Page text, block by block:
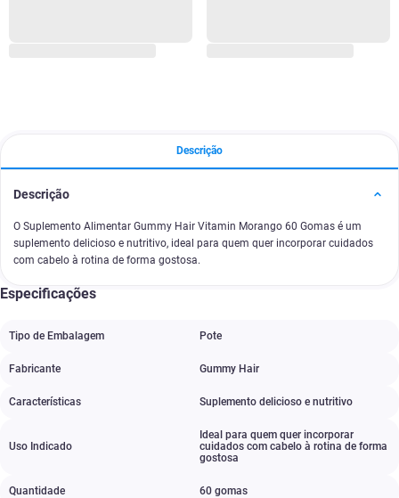
Descrição
Descrição
O Suplemento Alimentar Gummy Hair Vitamin Morango 60 Gomas é um
suplemento delicioso e nutritivo, ideal para quem quer incorporar cuidados
com cabelo à rotina de forma gostosa.
Especificações
Tipo de Embalagem Pote
Fabricante Gummy Hair
Características Suplemento delicioso e nutritivo
Uso Indicado
Ideal para quem quer incorporar
cuidados com cabelo à rotina de forma
gostosa
Quantidade 60 gomas